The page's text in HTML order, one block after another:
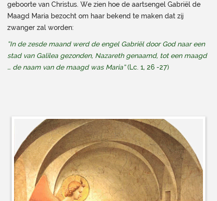
geboorte van Christus. We zien hoe de aartsengel Gabriël de
Maagd Maria bezocht om haar bekend te maken dat zij
zwanger zal worden:
“In de zesde maand werd de engel Gabriël door God naar een
stad van Galilea gezonden, Nazareth genaamd, tot een maagd
… de naam van de maagd was Maria”(Lc. 1, 26 -27)